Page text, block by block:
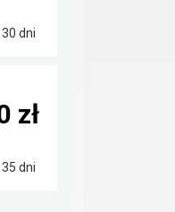
30 dni
35 dni
zł